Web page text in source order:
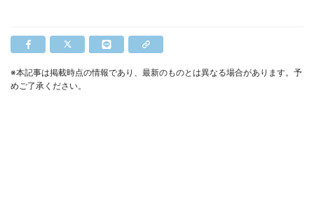
※本記事は掲載時点の情報であり、最新のものとは異なる場合があります。予
めご了承ください。